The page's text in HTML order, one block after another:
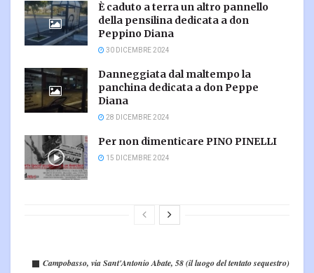
È caduto a terra un altro pannello
della pensilina dedicata a don
Peppino Diana
30 DICEMBRE 2024
Danneggiata dal maltempo la
panchina dedicata a don Peppe
Diana
28 DICEMBRE 2024
Per non dimenticare PINO PINELLI
15 DICEMBRE 2024
Campobasso, via Sant'Antonio Abate, 58 (il luogo del tentato sequestro)